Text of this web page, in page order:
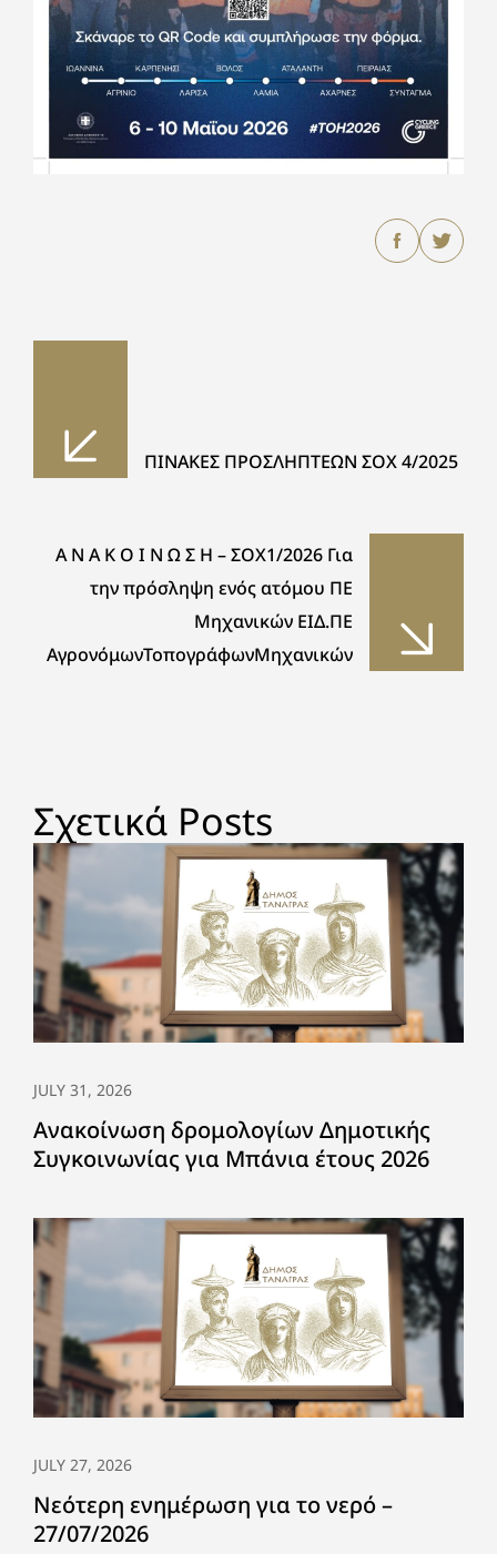
ΠΙΝΑΚΕΣ ΠΡΟΣΛΗΠΤΕΩΝ ΣΟΧ 4/2025
Α Ν Α Κ Ο Ι Ν Ω Σ Η – ΣΟΧ1/2026 Για
την πρόσληψη ενός ατόμου ΠΕ
Μηχανικών ΕΙΔ.ΠΕ
ΑγρονόμωνΤοπογράφωνΜηχανικών
Σχετικά Posts
JULY 31, 2026
Ανακοίνωση δρομολογίων Δημοτικής
Συγκοινωνίας για Μπάνια έτους 2026
JULY 27, 2026
Νεότερη ενημέρωση για το νερό –
27/07/2026